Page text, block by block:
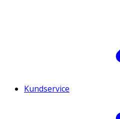
Kundservice